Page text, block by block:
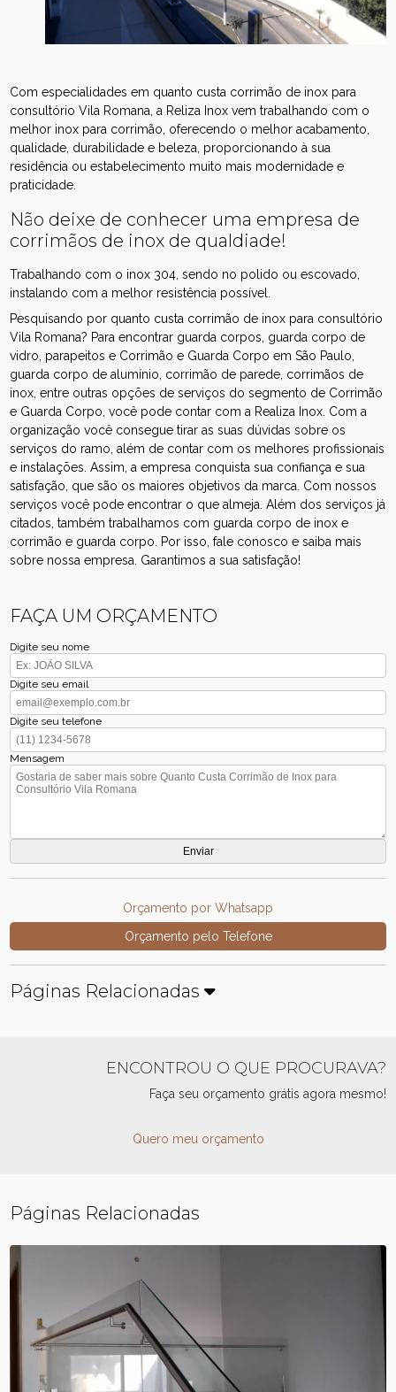
Com especialidades em quanto custa corrimão de inox para
consultório Vila Romana, a Reliza Inox vem trabalhando com o
melhor inox para corrimão, oferecendo o melhor acabamento,
qualidade, durabilidade e beleza, proporcionando à sua
residência ou estabelecimento muito mais modernidade e
praticidade.
Não deixe de conhecer uma empresa de
corrimãos de inox de qualdiade!
Trabalhando com o inox 304, sendo no polido ou escovado,
instalando com a melhor resistência possível.
Pesquisando por quanto custa corrimão de inox para consultório
Vila Romana? Para encontrar guarda corpos, guarda corpo de
vidro, parapeitos e Corrimão e Guarda Corpo em São Paulo,
guarda corpo de alumínio, corrimão de parede, corrimãos de
inox, entre outras opções de serviços do segmento de Corrimão
e Guarda Corpo, você pode contar com a Realiza Inox. Com a
organização você consegue tirar as suas dúvidas sobre os
serviços do ramo, além de contar com os melhores profissionais
e instalações. Assim, a empresa conquista sua confiança e sua
satisfação, que são os maiores objetivos da marca. Com nossos
serviços você pode encontrar o que almeja. Além dos serviços já
citados, também trabalhamos com guarda corpo de inox e
corrimão e guarda corpo. Por isso, fale conosco e saiba mais
sobre nossa empresa. Garantimos a sua satisfação!
FAÇA UM ORÇAMENTO
Digite seu nome
Digite seu email
Digite seu telefone
Mensagem
Orçamento por Whatsapp
Orçamento pelo Telefone
Páginas Relacionadas
ENCONTROU O QUE PROCURAVA?
Faça seu orçamento grátis agora mesmo!
Quero meu orçamento
Páginas Relacionadas